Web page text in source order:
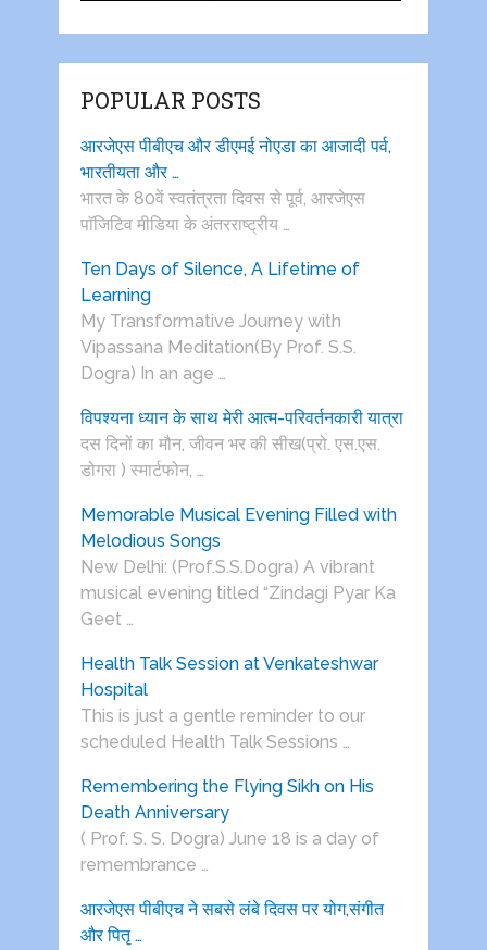
POPULAR POSTS
आरजेएस पीबीएच और डीएमई नोएडा का आजादी पर्व,
भारतीयता और …
भारत के 80वें स्वतंत्रता दिवस से पूर्व, आरजेएस
पाॅजिटिव मीडिया के अंतरराष्ट्रीय …
Ten Days of Silence, A Lifetime of
Learning
My Transformative Journey with
Vipassana Meditation(By Prof. S.S.
Dogra) In an age …
विपश्यना ध्यान के साथ मेरी आत्म-परिवर्तनकारी यात्रा
दस दिनों का मौन, जीवन भर की सीख(प्रो. एस.एस.
डोगरा ) स्मार्टफोन, …
Memorable Musical Evening Filled with
Melodious Songs
New Delhi: (Prof.S.S.Dogra) A vibrant
musical evening titled “Zindagi Pyar Ka
Geet …
Health Talk Session at Venkateshwar
Hospital
This is just a gentle reminder to our
scheduled Health Talk Sessions …
Remembering the Flying Sikh on His
Death Anniversary
( Prof. S. S. Dogra) June 18 is a day of
remembrance …
आरजेएस पीबीएच ने सबसे लंबे दिवस पर योग,संगीत
और पितृ …